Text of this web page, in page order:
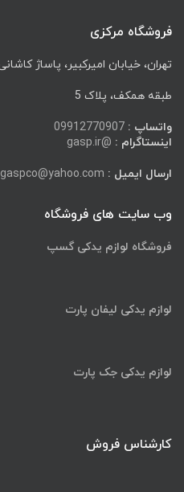
فروشگاه مرکزی
تهران، خیابان امیرکبیر، پاساژ
طبقه همکف، پلاک 5
واتساپ : 09912770907
اینستاگرام : @gasp.ir
ارسال ایمیل : gaspco@yahoo.com
وب سایت های فروشگاه
فروشگاه لوازم یدکی گسپ
لوازم یدکی لیفان پارت
لوازم یدکی جک پارت
کارشناس فروش